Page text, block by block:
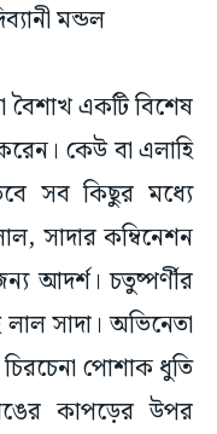
মন্ডল
একটি বিশেষ
কেউ বা এলাহি
সব কিছুর মধ্যে
সাদার কম্বিনেশন
আদর্শ। চতুষ্পর্ণীর
সাদা। অভিনেতা
পোশাক ধুতি
কাপড়ের উপর